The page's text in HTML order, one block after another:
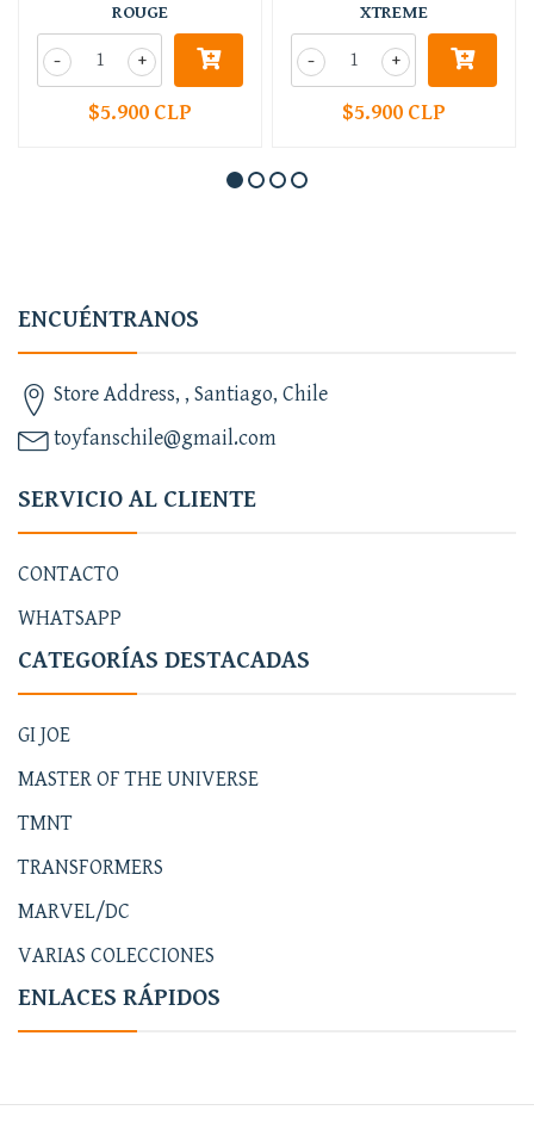
ROUGE
+
-
$5.900 CLP
XTREME
+
-
$5.900 CLP
ENCUÉNTRANOS
Store Address, , Santiago, Chile
toyfanschile@gmail.com
SERVICIO AL CLIENTE
CONTACTO
WHATSAPP
CATEGORÍAS DESTACADAS
GI JOE
MASTER OF THE UNIVERSE
TMNT
TRANSFORMERS
MARVEL/DC
VARIAS COLECCIONES
ENLACES RÁPIDOS